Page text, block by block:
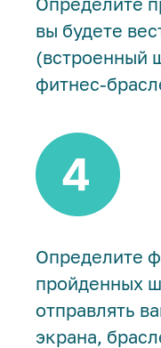
вы будете
(встроенный
фитнес-
Определите
пройденных
отправлять
экрана,